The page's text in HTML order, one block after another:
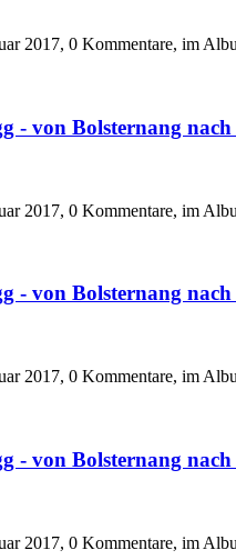
2017, 0 Kommentare, im
- von Bolsternang
2017, 0 Kommentare, im
- von Bolsternang
2017, 0 Kommentare, im
- von Bolsternang
2017, 0 Kommentare, im